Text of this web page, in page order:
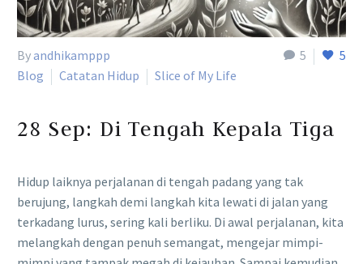
5 5
Byandhikamppp
Blog
Catatan Hidup Slice of My Life
28 Sep: Di Tengah Kepala Tiga
Hidup laiknya perjalanan di tengah padang yang tak
berujung, langkah demi langkah kita lewati di jalan yang
terkadang lurus, sering kali berliku. Di awal perjalanan, kita
melangkah dengan penuh semangat, mengejar mimpi-